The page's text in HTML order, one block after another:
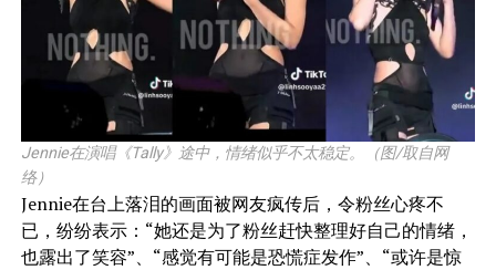
Jennie在演唱《Tally》途中，情绪似乎不太稳定。（图/取自网
络）
Jennie在台上落泪的画面被网友疯传后，令粉丝心疼不
已，纷纷表示：“她还是为了粉丝赶快整理好自己的情绪，
也露出了笑容”、“感觉有可能是恐慌症发作”、“或许是惊